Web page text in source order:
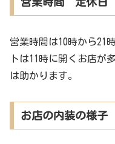
営業時間は10時から21
トは11時に開くお店が
は助かります。
お店の内装の様子